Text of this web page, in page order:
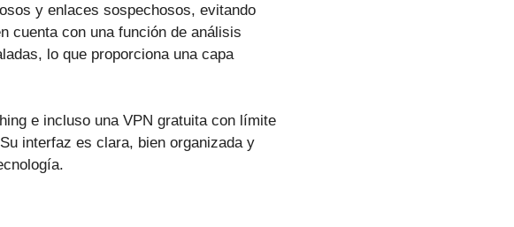
y enlaces sospechosos, evitando
cuenta con una función de análisis
lo que proporciona una capa
e incluso una VPN gratuita con límite
interfaz es clara, bien organizada y